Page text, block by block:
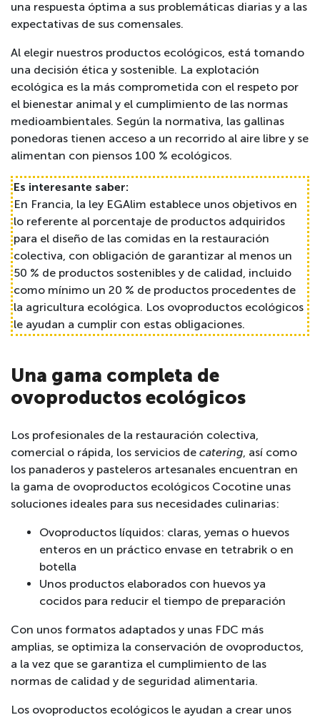
una respuesta óptima a sus problemáticas diarias y a las
expectativas de sus comensales.
Al elegir nuestros productos ecológicos, está tomando
una decisión ética y sostenible. La explotación
ecológica es la más comprometida con el respeto por
el bienestar animal y el cumplimiento de las normas
medioambientales. Según la normativa, las gallinas
ponedoras tienen acceso a un recorrido al aire libre y se
alimentan con piensos 100 % ecológicos.
Es interesante saber:
En Francia, la ley EGAlim establece unos objetivos en
lo referente al porcentaje de productos adquiridos
para el diseño de las comidas en la restauración
colectiva, con obligación de garantizar al menos un
50 % de productos sostenibles y de calidad, incluido
como mínimo un 20 % de productos procedentes de
la agricultura ecológica. Los ovoproductos ecológicos
le ayudan a cumplir con estas obligaciones.
Una gama completa de
ovoproductos ecológicos
Los profesionales de la restauración colectiva,
comercial o rápida, los servicios de catering, así como
los panaderos y pasteleros artesanales encuentran en
la gama de ovoproductos ecológicos Cocotine unas
soluciones ideales para sus necesidades culinarias:
Ovoproductos líquidos: claras, yemas o huevos
enteros en un práctico envase en tetrabrik o en
botella
Unos productos elaborados con huevos ya
cocidos para reducir el tiempo de preparación
Con unos formatos adaptados y unas FDC más
amplias, se optimiza la conservación de ovoproductos,
a la vez que se garantiza el cumplimiento de las
normas de calidad y de seguridad alimentaria.
Los ovoproductos ecológicos le ayudan a crear unos